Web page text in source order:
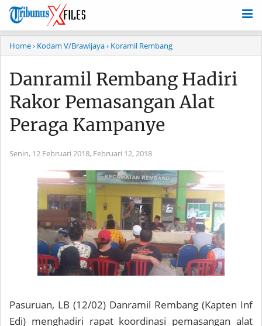
Home› Kodam V/Brawijaya› Koramil Rembang
Danramil Rembang Hadiri
Rakor Pemasangan Alat
Peraga Kampanye
Senin, 12 Februari 2018, Februari 12, 2018
Pasuruan, LB (12/02) Danramil Rembang (Kapten Inf
Edi) menghadiri rapat koordinasi pemasangan alat